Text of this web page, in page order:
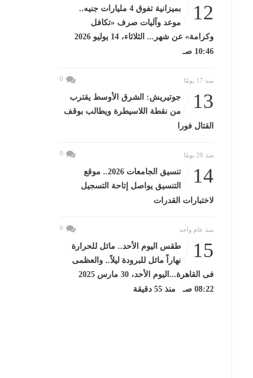
12
بميزانية تفوق 4 مليارات جنيه..
موعد وآليات صرف «تكافل
وكرامة» عن شهر... الثلاثاء، 14 يوليو 2026
10:46 صـ
منذ 17 يومًا 0
13
جوتيريش: الشرق الأوسط يقترب
من نقطة اللاسيطرة ويطالب بوقف
القتال فورا
منذ 20 يومًا 0
14
تنسيق الجامعات 2026.. موقع
التنسيق يواصل إتاحة التسجيل
لاختبارات القدرات
منذ عام واحد 0
15
طقس اليوم الأحد.. مائل للحرارة
نهاراً مائل للبرودة ليلاً.. والعظمى
فى القاهرة...اليوم الأحد، 30 مارس 2025
08:22 صـ منذ 55 دقيقة